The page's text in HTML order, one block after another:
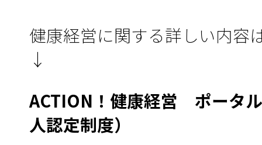
健康経営に関する詳しい内容
↓
ACTION！健康経営 ポータ
人認定制度）